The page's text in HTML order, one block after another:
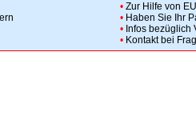
• Zur Hilfe von
• Haben Sie Ihr
• Infos bezüglich
• Kontakt bei